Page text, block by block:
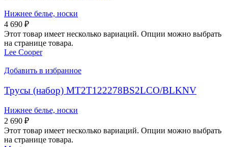
Нижнее белье, носки
4 690 ₽
Этот товар имеет несколько вариаций. Опции можно выбрать
на странице товара.
Lee Cooper
Добавить в избранное
Трусы (набор) MT2T122278BS2LCO/BLKNV
Нижнее белье, носки
2 690 ₽
Этот товар имеет несколько вариаций. Опции можно выбрать
на странице товара.